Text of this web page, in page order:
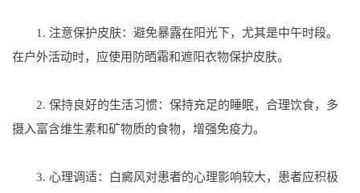
1. 注意保护皮肤：避免暴露在阳光下，尤其是中午时段。
在户外活动时，应使用防晒霜和遮阳衣物保护皮肤。
2. 保持良好的生活习惯：保持充足的睡眠，合理饮食，多
摄入富含维生素和矿物质的食物，增强免疫力。
3. 心理调适：白癜风对患者的心理影响较大，患者应积极